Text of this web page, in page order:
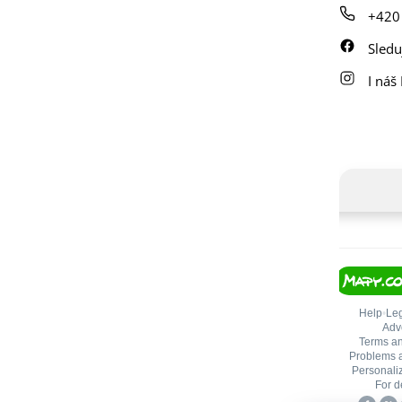
I náš